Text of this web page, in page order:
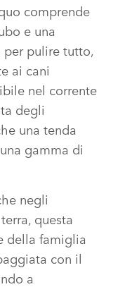
LINKEDIN
comprende
e una
per pulire tutto,
ai cani
nel corrente
degli
una tenda
gamma di
negli
questa
della famiglia
con il
a